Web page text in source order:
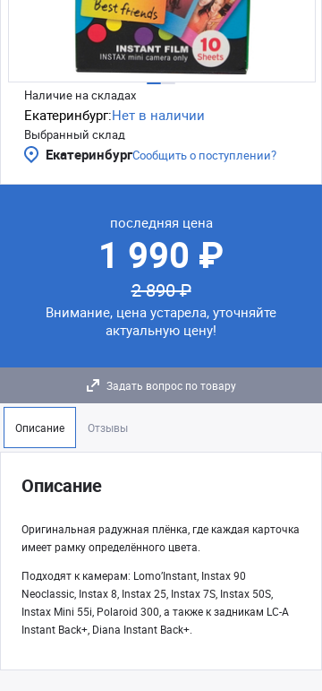
Наличие на складах
Екатеринбург:Нет в наличии
Выбранный склад
ЕкатеринбургСообщить о поступлении?
последняя цена
1 990 ₽
2 890 ₽
Внимание, цена устарела, уточняйте
актуальную цену!
Задать вопрос по товару
Описание Отзывы
Описание
Оригинальная радужная плёнка, где каждая карточка
имеет рамку определённого цвета.
Подходят к камерам: Lomo’Instant, Instax 90
Neoclassic, Instax 8, Instax 25, Instax 7S, Instax 50S,
Instax Mini 55i, Polaroid 300, а также к задникам LC-A
Instant Back+, Diana Instant Back+.